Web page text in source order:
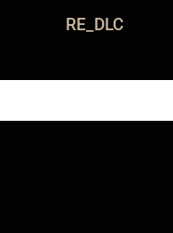
RE_DLC